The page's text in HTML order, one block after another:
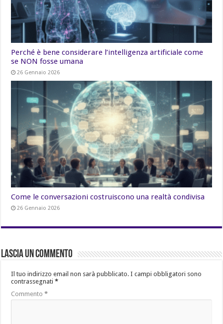
Perché è bene considerare l’intelligenza artificiale come
se NON fosse umana
26 Gennaio 2026
Come le conversazioni costruiscono una realtà condivisa
26 Gennaio 2026
Lascia un commento
Il tuo indirizzo email non sarà pubblicato. I campi obbligatori sono
contrassegnati*
Commento*